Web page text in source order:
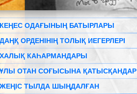
КЕҢЕС ОДАҒЫНЫҢ БАТЫРЛАРЫ
ДАҢҚ ОРДЕНІНІҢ ТОЛЫҚ ИЕГЕРЛЕРІ
ХАЛЫҚ КАҺАРМАНДАРЫ
ҰЛЫ ОТАН СОҒЫСЫНА ҚАТЫСҚАНДАР
ЖЕҢІС ТЫЛДА ШЫҢДАЛҒАН